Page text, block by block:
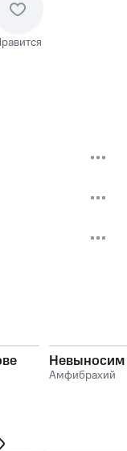
Невыносим
Амфибрахий